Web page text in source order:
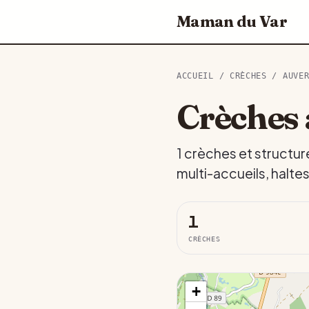
Maman du Var
ACCUEIL / CRÈCHES /
1 crèches et
multi-accueils,
1
CRÈCHES
+